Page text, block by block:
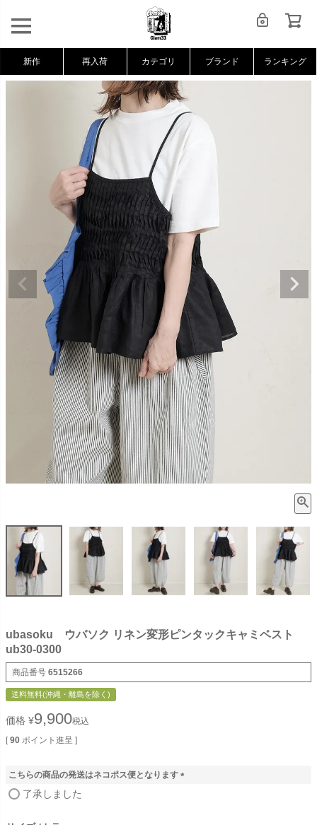
新作 再入荷 カテゴリ ブランド ランキング
ubasoku ウバソク リネン変形ピンタックキャミベスト
ub30-0300
商品番号 6515266
送料無料(沖縄・離島を除く)
価格 ¥9,900税込
[ 90 ポイント進呈 ]
こちらの商品の発送はネコポス便となります
了承しました